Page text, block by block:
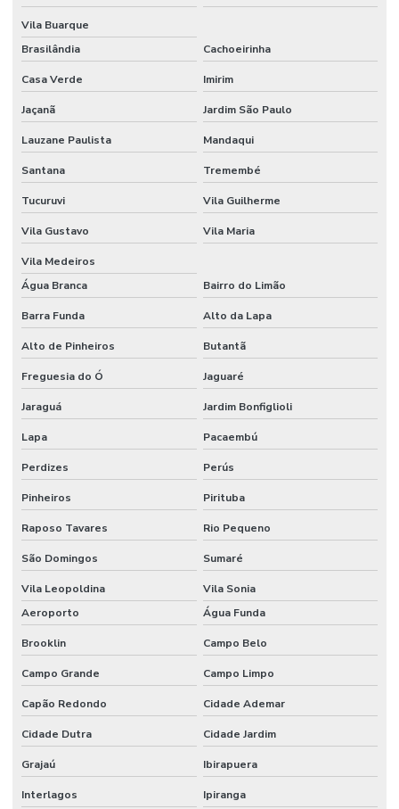
Consultoria em segurança e medicina do trabalho
Consultoria em segurança e saúde ocupacional
Consultoria e social
Consultoria de tecnico de segurança do trabalho
Controle de ruido ambiental
Controle de ruidos
Curso de avaliação de ruído
Curso HSE internacional
Curso internacional para técnicos de segurança
Curso para líderes de segurança do trabalho
Curso de ltcat
Curso NEBOSH para engenheiros de segurança
Curso NEBOSH IGC
Curso NEBOSH IGC Brasil
Cursos internacionais de segurança do trabalho
Cursos internacionais de SST
Elaboração do ppp
Elaboração de mapa de risco
Elaboração de pcmso
Elaboração de ppra
Empresa de consultoria em saúde e segurança do trabalho
Empresa de consultoria em segurança do trabalho
Vila Buarque
Brasilândia
Cachoeirinha
Casa Verde Imirim
Jaçanã Jardim São Paulo
Lauzane Paulista Mandaqui
Santana Tremembé
Tucuruvi Vila Guilherme
Vila Gustavo Vila Maria
Vila Medeiros
Água Branca
Bairro do Limão
Barra Funda Alto da Lapa
Alto de Pinheiros Butantã
Freguesia do Ó Jaguaré
Jaraguá Jardim Bonfiglioli
Lapa Pacaembú
Perdizes Perús
Pinheiros Pirituba
Raposo Tavares Rio Pequeno
São Domingos Sumaré
Vila Leopoldina
Vila Sonia
Aeroporto
Água Funda
Brooklin Campo Belo
Campo Grande Campo Limpo
Capão Redondo Cidade Ademar
Cidade Dutra Cidade Jardim
Grajaú Ibirapuera
Interlagos Ipiranga